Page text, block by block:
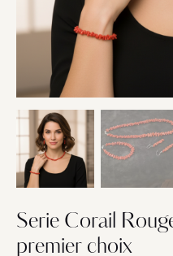
Serie Corail
premier choix